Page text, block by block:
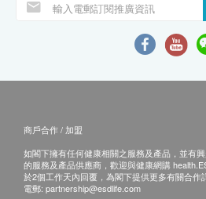
商戶合作 / 加盟
如閣下擁有任何健康相關之服務及產品，並有
的服務及產品供應商，歡迎與健康網購
於2個工作天內回覆，為閣下提供更多有關合作
電郵: partnership@esdlife.com